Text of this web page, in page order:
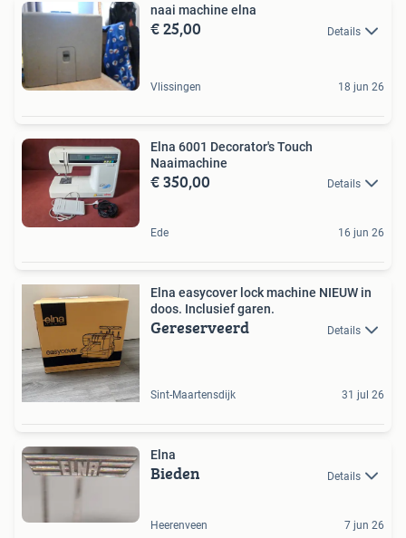
naai machine elna
€ 25,00 Details
Vlissingen 18 jun 26
Elna 6001 Decorator's Touch
Naaimachine
€ 350,00 Details
Ede 16 jun 26
Elna easycover lock machine NIEUW in
doos. Inclusief garen.
Gereserveerd Details
Sint-Maartensdijk 31 jul 26
Elna
Bieden Details
Heerenveen 7 jun 26